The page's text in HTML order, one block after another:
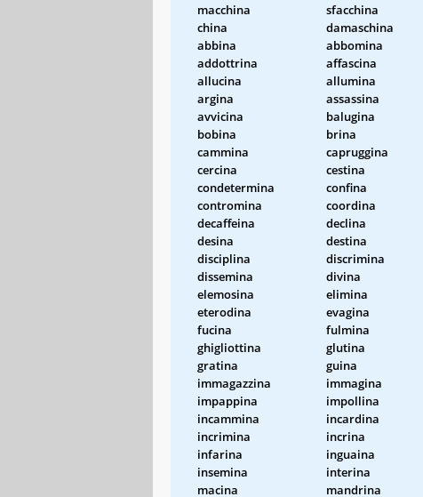
macchina sfacchina
china
damaschina
abbina
abbomina
addottrina
affascina
allucina
allumina
argina
assassina
avvicina
balugina
bobina
brina
cammina
capruggina
cercina
cestina
condetermina
confina
contromina
coordina
decaffeina
declina
desina
destina
disciplina
discrimina
dissemina
divina
elemosina
elimina
eterodina
evagina
fucina
fulmina
ghigliottina
glutina
gratina
guina
immagazzina
immagina
impappina
impollina
incammina
incardina
incrimina
incrina
infarina
inguaina
insemina
interina
macina
mandrina